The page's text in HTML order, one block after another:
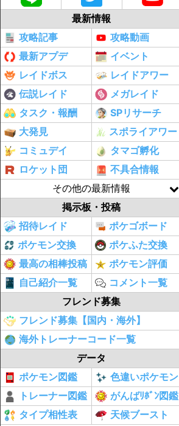
最新情報
攻略記事
攻略動画
最新アプデ
イベント
レイドボス
レイドアワー
伝説レイド
メガレイド
タスク・報酬
SPリサーチ
大発見
スポライアワー
コミュデイ
タマゴ孵化
ロケット団
不具合情報
その他の最新情報
掲示板・投稿
招待レイド
ポケゴボード
ポケモン交換
ポケふた交換
最高の相棒投稿
ポケモン評価
自己紹介一覧
コメント一覧
フレンド募集
フレンド募集【国内・海外】
海外トレーナーコード一覧
データ
ポケモン図鑑
色違いポケモン
トレーナー図鑑
がんばﾘﾎﾞﾝ図鑑
タイプ相性表
天候ブースト